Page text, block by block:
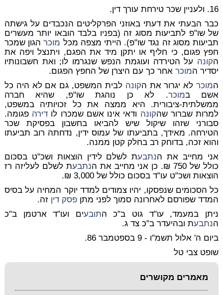
16. ולעניין שכר טירחת עורך דין.
כבר הבעתי את דעתי באוזני הפרקליטים הנכבדים על גישתה
של שו"פ לתביעות מסוג זה (בפניו בלבד הובאו יותר מעשרים
תביעות מסוג זה נגד שו"פ). הייתי מצפה מכל מוכרהגון שמכר
חפץ פגום, כי חליף או יתקן מיד את הפגם, ויתנצל ויפה את
הקונה על הטירדה ועוגמת הנפש שנגרמו לו; ואת חשבונותיו
יסדיר המוכראחר כך עם היצרן של החפץ הפגום.
המוכרלא יגרור את הקונה לבית המשפט, גם אם לא היה כל
אשם במוכר. לא כן נוהגת שו"פ, שהיא חברה
ממשלתית-ציבורית. היא ממצה את כל זכויותיה במשפט,
למרות שברור שהקונה ודאי אינו אשם שמכרו לו דירה פגומה.
סבורני שזהו שיקול שיש להביאו בחשבון בפסיקת שכר
הטירחה. מאידך, בתביעתו של עמוס ידין, נדחתה רוב תביעתו
והוא זכה, בדוחק רב בחלק קטן ממנה.
אני מחייב את הנתבעת לשלם לידין הוצאות ושכ"ט בסכום
כולל של 750 ₪. כן אני מחייב את ה
נתבעת לשלם לעליזה רז
הוצאות ושכ"ט עו"ד בסכום כולל של 3,000 ₪.
כל הסכומים שנפסקו, יהיו צמודים למדד יוקר המחיה על בסיס
המדד שפורסם לאחרונה סמוך לפני מתן פסק דין זה.
ניתן במעמד, עו"ד גוט ב"כ התובעים ועו"ד ארטמן ב"כ
הנתבעת ובהיעדר ב"כ צד ג.
ביום ה' אלול תשמ"ו - 9 בספטמבר 86.
שופט צבי טל
מאמרים מקושרים